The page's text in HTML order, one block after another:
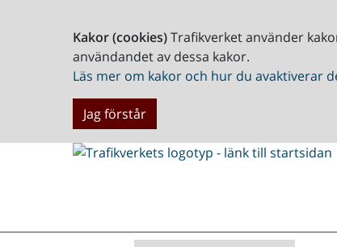
Kakor (cookies)Trafikverket använder
användandet av dessa kakor.
Läs mer om kakor och hur du avaktiverar
Jag förstår